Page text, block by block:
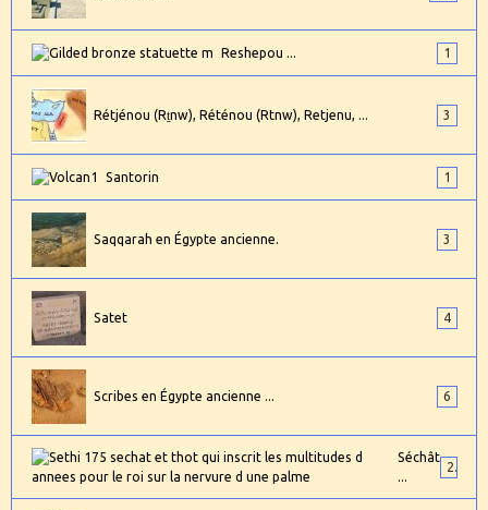
Reshepou ... 1
Rétjénou (Rṯnw), Réténou (Rtnw), Retjenu, ... 3
Santorin 1
Saqqarah en Égypte ancienne. 3
Satet 4
Scribes en Égypte ancienne ... 6
Séchât
...
2